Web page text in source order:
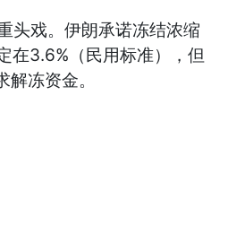
头戏。伊朗承诺冻结浓缩
在3.6%（民用标准），但
冻资金。